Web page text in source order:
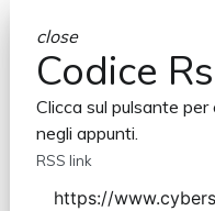
close
Codice
Clicca sul pulsante per
negli appunti.
RSS link